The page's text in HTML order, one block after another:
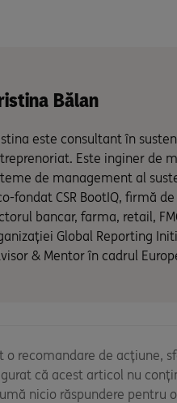
Bălan
este consultant în
Este inginer de
de management al
fondat CSR BootIQ, firmă
bancar, farma, retail,
Global Reporting
& Mentor în cadrul
recomandare de acțiune,
că acest articol nu
nicio răspundere